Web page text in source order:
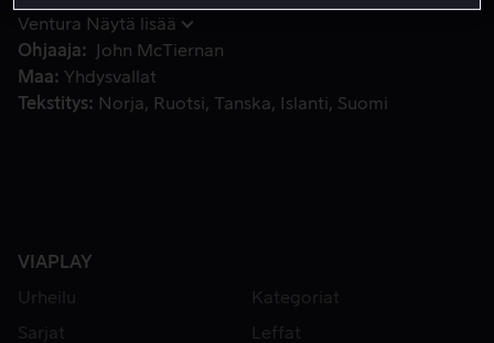
Ventura Näytä lisää
Ohjaaja
John McTiernan
Maa
Yhdysvallat
Tekstitys
Norja Ruotsi Tanska Islanti Suomi
VIAPLAY
Urheilu
Kategoriat
Sarjat
Leffat